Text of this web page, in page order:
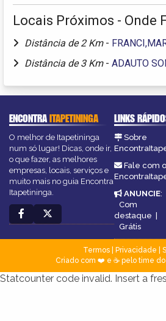
Locais Próximos - Onde
Distância de 2 Km -
Distância de 3 Km - ADAUTO
ENCONTRAITAPETININGA
O melhor de Itapetininga
num só lugar! Dicas, onde ir,
o que fazer, as melhores
empresas, locais, serviços e
muito mais no guia Encontra
Itapetininga.
LINKS
Sobre
Fale com o
ANUNCIE:
Com
destaque
Grátis
Termos| Privacidade
Criado com ❤️ e ☕ pelo time do
Statcounter code invalid. Insert a